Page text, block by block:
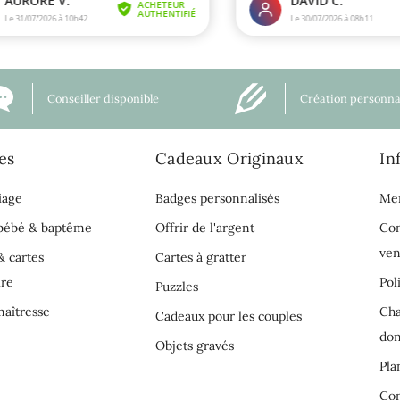
Conseiller disponible Création
& baptême
cartes
Cadeaux Originaux
Badges personnalisés
Offrir de l'argent
Cartes à gratter
Puzzles
Cadeaux pour les couples
Objets gravés